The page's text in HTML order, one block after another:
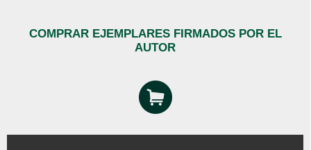
COMPRAR EJEMPLARES FIRMADOS POR EL
AUTOR